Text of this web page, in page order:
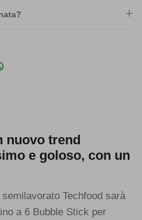
su Pinterest
Translation missing:
nuovo trend
e goloso, con un
Techfood sarà
a 6 Bubble Stick per